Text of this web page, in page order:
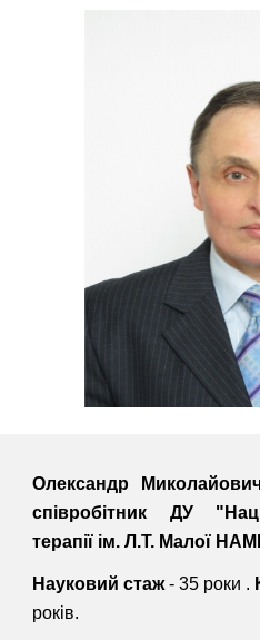
Олександр
співробітник ДУ
терапії ім. Л.Т. Малої
Науковий стаж- 35 роки .
років.